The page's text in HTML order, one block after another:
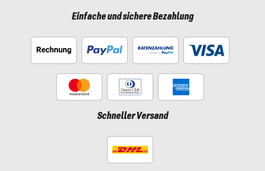
Einfache und sichere Bezahlung
Schneller Versand